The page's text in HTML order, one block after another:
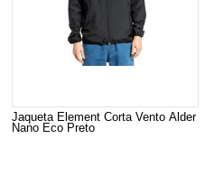
Jaqueta Element Corta Vento Alder
Nano Eco Preto